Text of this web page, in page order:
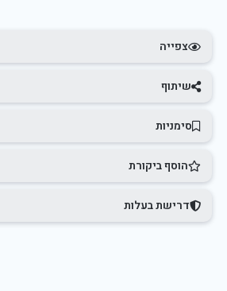
צפייה
שיתוף
סימניות
הוסף ביקורת
דרישת בעלות